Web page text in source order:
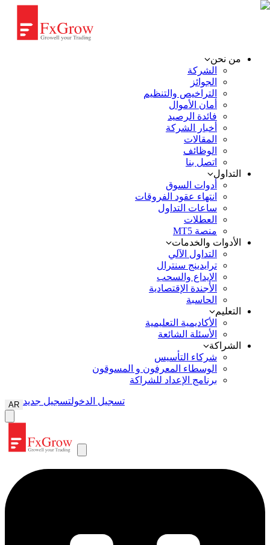
من نحن
الشركة
الجوائز
التراخيص والتنظيم
أمان الأموال
فائدة الرصيد
أخبار الشركة
المقالات
الوظائف
اتصل بنا
التداول
أدوات السوق
انتهاء عقود الفروقات
ساعات التداول
العطلات
منصة MT5
الأدوات والخدمات
التداول الآلي
ترايدينج سنترال
الإيداع والسحب
الأجندة الإقتصادية
الحاسبة
التعليم
الأكاديمية التعليمية
الأسئلة الشائعة
الشراكة
شركاء التأسيس
الوسطاء المعرفون و المسوقون
برنامج الإعداد للشراكة
AR تسجيل الدخولتسجيل جديد